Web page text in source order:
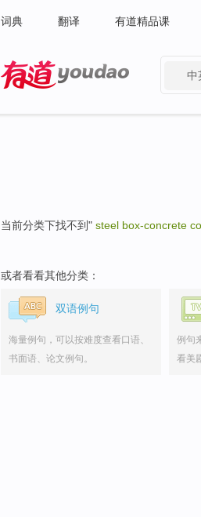
词典 翻译 有道精品课
中
当前分类下找不到" steel box-concrete
或者看看其他分类：
双语例句
海量例句，可以按难度查看口语、
书面语、论文例句。
例句
看美